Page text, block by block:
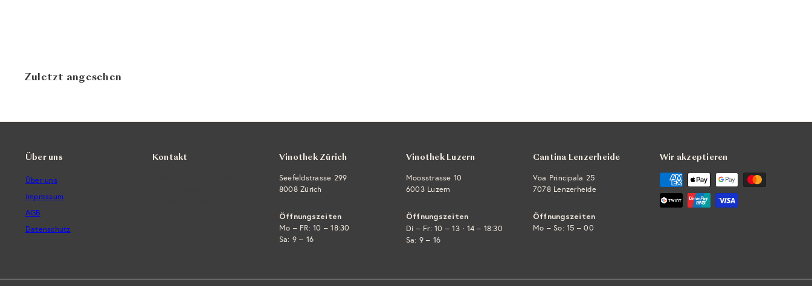
Zuletzt angesehen
Über uns
Über uns
Impressum
AGB
Datenschutz
Kontakt Vinothek Zürich
Seefeldstrasse 299
8008 Zürich
Öffnungszeiten
Mo – FR: 10 – 18:30
Sa: 9 – 16
Vinothek Luzern
Moosstrasse 10
6003 Luzern
Öffnungszeiten
Di – Fr: 10 – 13 · 14 – 18:30
Sa: 9 – 16
Cantina Lenzerheide
Voa Principala 25
7078 Lenzerheide
Öffnungszeiten
Mo – So: 15 – 00
Wir akzeptieren